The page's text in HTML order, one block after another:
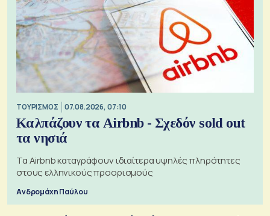
ΤΟΥΡΙΣΜΟΣ 07.08.2026, 07:10
Καλπάζουν τα Airbnb - Σχεδόν sold out
τα νησιά
Τα Airbnb καταγράφουν ιδιαίτερα υψηλές πληρότητες
στους ελληνικούς προορισμούς
Ανδρομάχη Παύλου